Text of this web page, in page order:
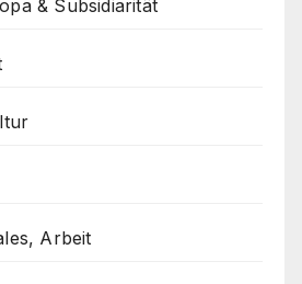
& Subsidiarität
Arbeit